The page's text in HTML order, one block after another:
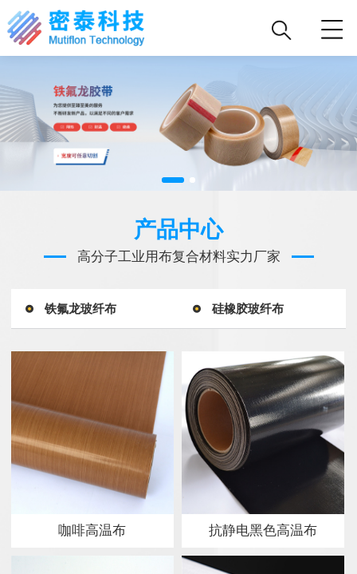
产品中心
高分子工业用布复合材料实力厂家
铁氟龙玻纤布 硅橡胶玻纤布
咖啡高温布 抗静电黑色高温布